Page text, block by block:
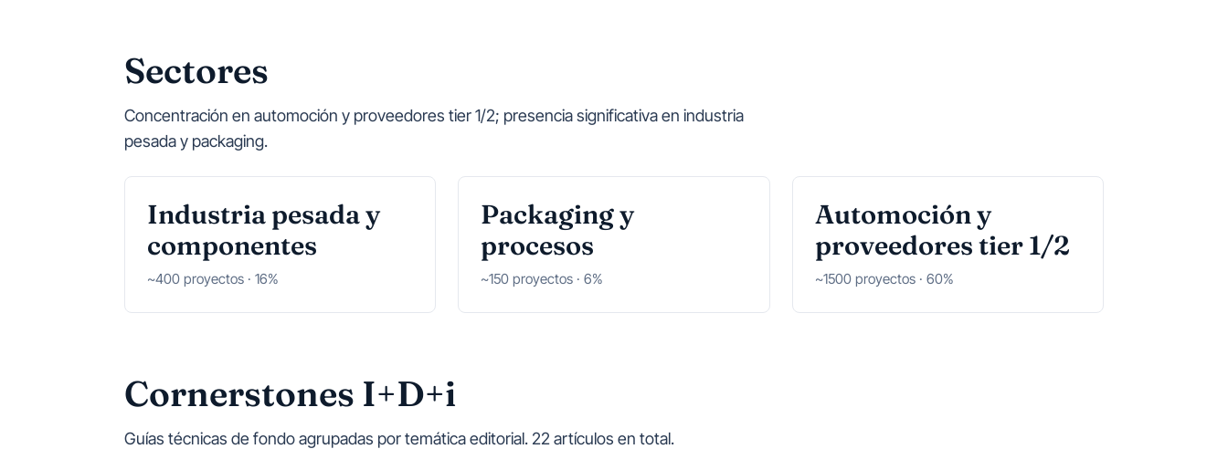
Sectores
Concentración en automoción y proveedores tier 1/2; presencia significativa en industria
pesada y packaging.
Industria pesada y
componentes
~400 proyectos · 16%
Packaging y
procesos
~150 proyectos · 6%
Automoción y
proveedores tier 1/2
~1500 proyectos · 60%
Cornerstones I+D+i
Guías técnicas de fondo agrupadas por temática editorial. 22 artículos en total.